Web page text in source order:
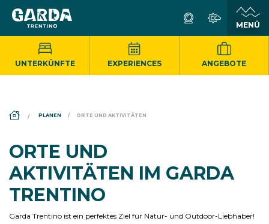
UNTERKÜNFTE EXPERIENCES ANGEBOTE
DS_BREADCRUMB.HOME
PLANEN ORTE UND AKTIVITÄTEN
ORTE UND
AKTIVITÄTEN IM GARDA
TRENTINO
Garda Trentino ist ein perfektes Ziel für Natur- und Outdoor-Liebhaber!